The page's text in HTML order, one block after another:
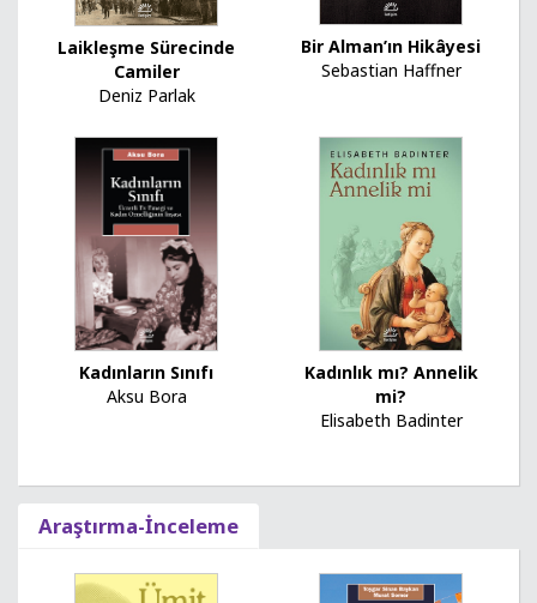
Laikleşme Sürecinde
Camiler
Deniz Parlak
Bir Alman’ın Hikâyesi
Sebastian Haffner
Kadınların Sınıfı
Aksu Bora
Kadınlık mı? Annelik
mi?
Elisabeth Badinter
Araştırma-İnceleme